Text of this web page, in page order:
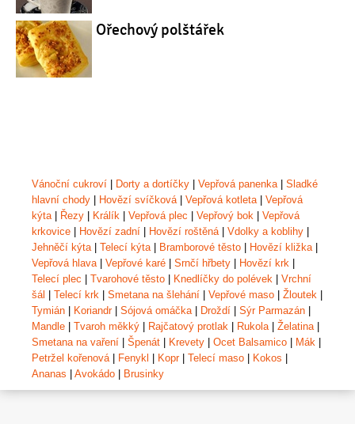
Ořechový polštářek
Vánoční cukroví | Dorty a dortíčky | Vepřová panenka | Sladké
hlavní chody | Hovězí svíčková | Vepřová kotleta | Vepřová
kýta | Řezy | Králík | Vepřová plec | Vepřový bok | Vepřová
krkovice | Hovězí zadní | Hovězí roštěná | Vdolky a koblihy |
Jehněčí kýta | Telecí kýta | Bramborové těsto | Hovězí kližka |
Vepřová hlava | Vepřové karé | Srnčí hřbety | Hovězí krk |
Telecí plec | Tvarohové těsto | Knedlíčky do polévek | Vrchní
šál | Telecí krk | Smetana na šlehání | Vepřové maso | Žloutek |
Tymián | Koriandr| Sójová omáčka | Droždí | Sýr Parmazán |
Mandle | Tvaroh měkký | Rajčatový protlak | Rukola | Želatina |
Smetana na vaření | Špenát | Krevety | Ocet Balsamico | Mák |
Petržel kořenová | Fenykl | Kopr| Telecí maso | Kokos |
Ananas | Avokádo | Brusinky